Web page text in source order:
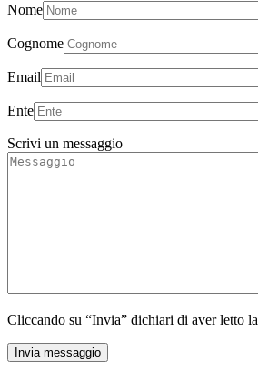
Nome
Cognome
Email
Ente
Scrivi un messaggio
Cliccando su “Invia” dichiari di aver letto la